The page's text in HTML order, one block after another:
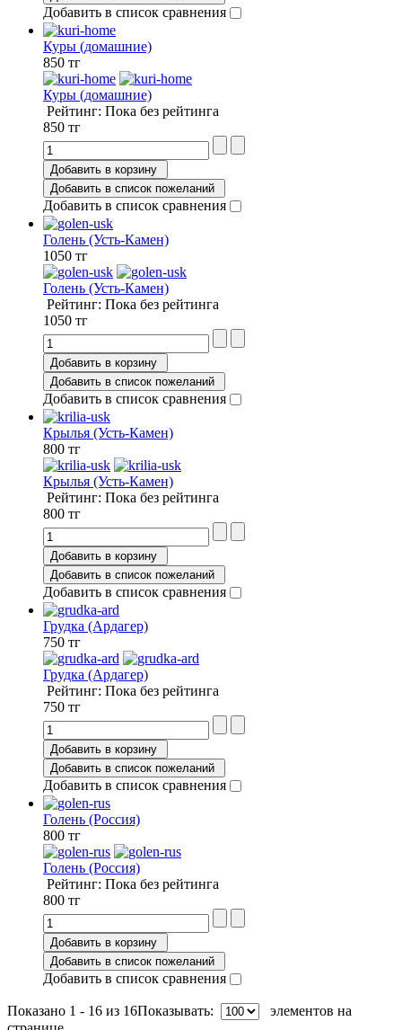
Добавить в список сравнения
Куры (домашние)
850 тг
Куры (домашние)
Рейтинг: Пока без рейтинга
850 тг
Добавить в корзину
Добавить в список пожеланий
Добавить в список сравнения
Голень (Усть-Камен)
1050 тг
Голень (Усть-Камен)
Рейтинг: Пока без рейтинга
1050 тг
Добавить в корзину
Добавить в список пожеланий
Добавить в список сравнения
Крылья (Усть-Камен)
800 тг
Крылья (Усть-Камен)
Рейтинг: Пока без рейтинга
800 тг
Добавить в корзину
Добавить в список пожеланий
Добавить в список сравнения
Грудка (Ардагер)
750 тг
Грудка (Ардагер)
Рейтинг: Пока без рейтинга
750 тг
Добавить в корзину
Добавить в список пожеланий
Добавить в список сравнения
Голень (Россия)
800 тг
Голень (Россия)
Рейтинг: Пока без рейтинга
800 тг
Добавить в корзину
Добавить в список пожеланий
Добавить в список сравнения
Показано 1 - 16 из 16Показывать:
элементов на